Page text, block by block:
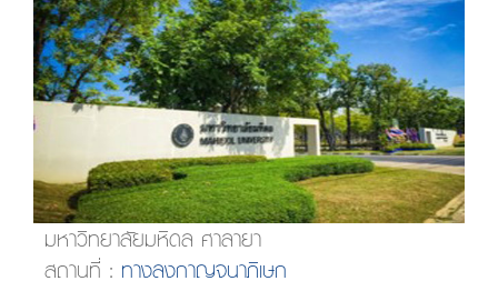
มหาวิทยาลัยมหิดล ศาลายา
สถานที่ : ทางลงกาญจนาภิเษก